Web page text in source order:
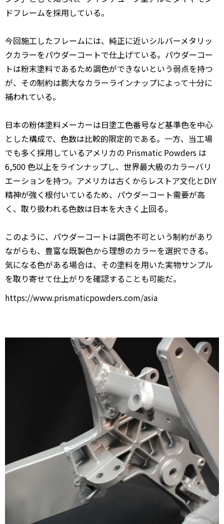
ドフレームを採用している。
今回施工したフレームには、純正に近いシルバーメタリッ
クカラーをパウダーコートで仕上げている。パウダーコー
トは粉末塗料であるため調色ができないという弱点を持つ
が、その制約は膨大なカラーラインナップによって十分に
補われている。
日本の粉体塗料メーカーは日塗工色番号など基準色を中心
とした構成で、色数は比較的限定的である。一方、当工場
でも多く採用しているアメリカの Prismatic Powders は
6,500 色以上をラインナップし、世界最大級のカラーバリ
エーションを持つ。アメリカは古くからレストア文化とDIY
精神が強く根付いているため、パウダーコート需要が高
く、取り扱われる色数は日本を大きく上回る。
このように、パウダーコートは調色不可という制約があり
ながらも、豊富な既製色から理想のカラーを選択できる。
気になる色がある場合は、その塗料を用いた実物サンプル
を取り寄せて仕上がりを確認することも可能だ。
https://www.prismaticpowders.com/asia